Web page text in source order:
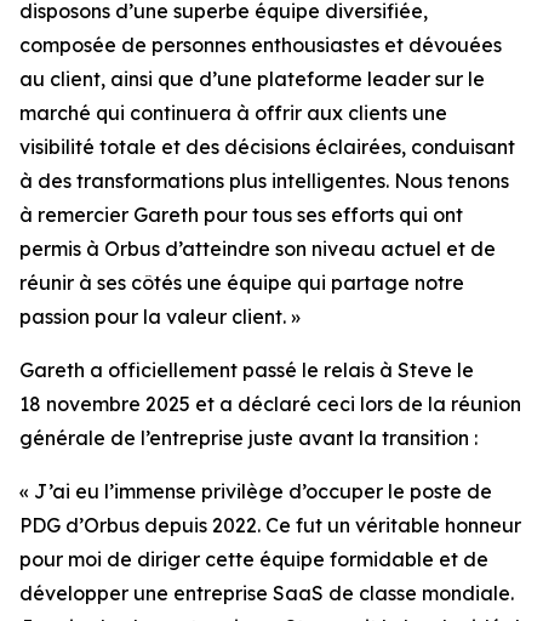
disposons d’une superbe équipe diversifiée,
composée de personnes enthousiastes et dévouées
au client, ainsi que d’une plateforme leader sur le
marché qui continuera à offrir aux clients une
visibilité totale et des décisions éclairées, conduisant
à des transformations plus intelligentes. Nous tenons
à remercier Gareth pour tous ses efforts qui ont
permis à Orbus d’atteindre son niveau actuel et de
réunir à ses côtés une équipe qui partage notre
passion pour la valeur client. »
Gareth a officiellement passé le relais à Steve le
18 novembre 2025 et a déclaré ceci lors de la réunion
générale de l’entreprise juste avant la transition :
« J’ai eu l’immense privilège d’occuper le poste de
PDG d’Orbus depuis 2022. Ce fut un véritable honneur
pour moi de diriger cette équipe formidable et de
développer une entreprise SaaS de classe mondiale.